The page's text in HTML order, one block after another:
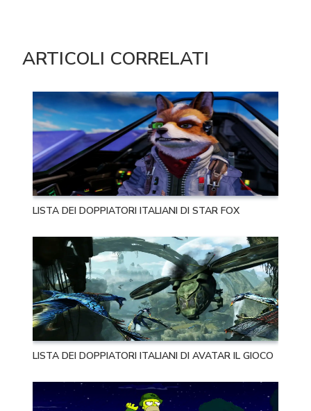
ARTICOLI CORRELATI
LISTA DEI DOPPIATORI ITALIANI DI STAR FOX
LISTA DEI DOPPIATORI ITALIANI DI AVATAR IL GIOCO